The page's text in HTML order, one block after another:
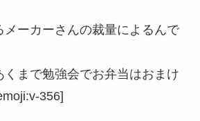
メーカーさんの裁量によるんで
くまで勉強会でお弁当はおまけ
356]